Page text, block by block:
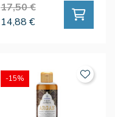
17,50 €
14,88 €
-15%